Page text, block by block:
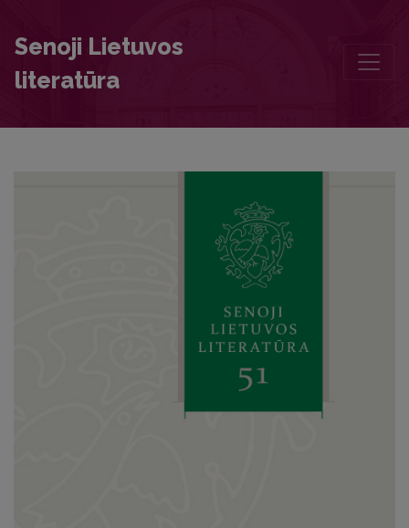
Senoji Lietuvos
literatūra